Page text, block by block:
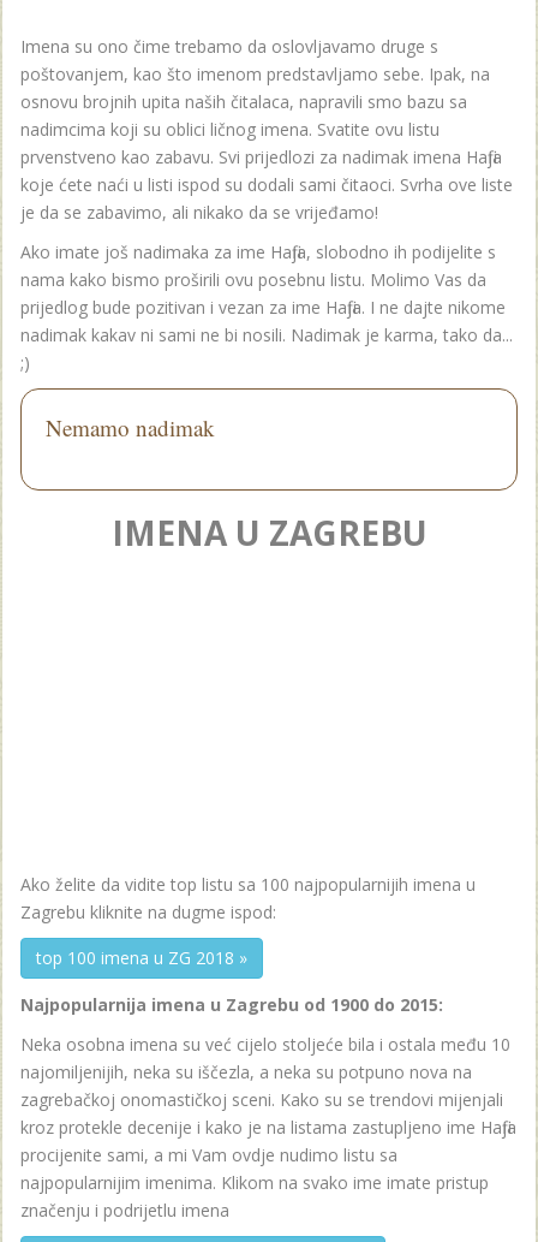
Imena su ono čime trebamo da oslovljavamo druge s
poštovanjem, kao što imenom predstavljamo sebe. Ipak, na
osnovu brojnih upita naših čitalaca, napravili smo bazu sa
nadimcima koji su oblici ličnog imena. Svatite ovu listu
prvenstveno kao zabavu. Svi prijedlozi za nadimak imena Hafija
koje ćete naći u listi ispod su dodali sami čitaoci. Svrha ove liste
je da se zabavimo, ali nikako da se vrijeđamo!
Ako imate još nadimaka za ime Hafija, slobodno ih podijelite s
nama kako bismo proširili ovu posebnu listu. Molimo Vas da
prijedlog bude pozitivan i vezan za ime Hafija. I ne dajte nikome
nadimak kakav ni sami ne bi nosili. Nadimak je karma, tako da...
;)
Nemamo nadimak
IMENA U ZAGREBU
Ako želite da vidite top listu sa 100 najpopularnijih imena u
Zagrebu kliknite na dugme ispod:
top 100 imena u ZG 2018 »
Najpopularnija imena u Zagrebu od 1900 do 2015:
Neka osobna imena su već cijelo stoljeće bila i ostala među 10
najomiljenijih, neka su iščezla, a neka su potpuno nova na
zagrebačkoj onomastičkoj sceni. Kako su se trendovi mijenjali
kroz protekle decenije i kako je na listama zastupljeno ime Hafija
procijenite sami, a mi Vam ovdje nudimo listu sa
najpopularnijim imenima. Klikom na svako ime imate pristup
značenju i podrijetlu imena